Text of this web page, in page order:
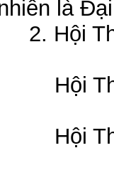
là
trên
Trên